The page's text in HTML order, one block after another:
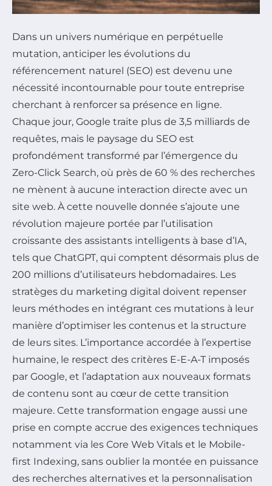
Dans un univers numérique en perpétuelle
mutation, anticiper les évolutions du
référencement naturel (SEO) est devenu une
nécessité incontournable pour toute entreprise
cherchant à renforcer sa présence en ligne.
Chaque jour, Google traite plus de 3,5 milliards de
requêtes, mais le paysage du SEO est
profondément transformé par l’émergence du
Zero-Click Search, où près de 60 % des recherches
ne mènent à aucune interaction directe avec un
site web. À cette nouvelle donnée s’ajoute une
révolution majeure portée par l’utilisation
croissante des assistants intelligents à base d’IA,
tels que ChatGPT, qui comptent désormais plus de
200 millions d’utilisateurs hebdomadaires. Les
stratèges du marketing digital doivent repenser
leurs méthodes en intégrant ces mutations à leur
manière d’optimiser les contenus et la structure
de leurs sites. L’importance accordée à l’expertise
humaine, le respect des critères E-E-A-T imposés
par Google, et l’adaptation aux nouveaux formats
de contenu sont au cœur de cette transition
majeure. Cette transformation engage aussi une
prise en compte accrue des exigences techniques
notamment via les Core Web Vitals et le Mobile-
first Indexing, sans oublier la montée en puissance
des recherches alternatives et la personnalisation